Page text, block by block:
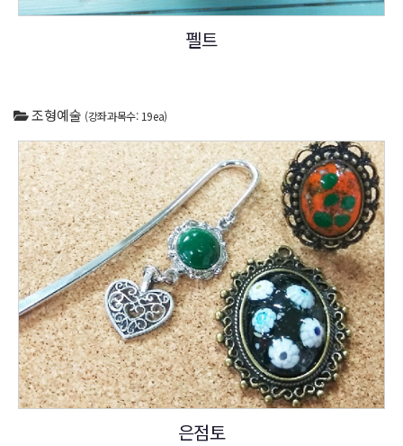
펠트
조형예술 (강좌과목수: 19ea)
은점토